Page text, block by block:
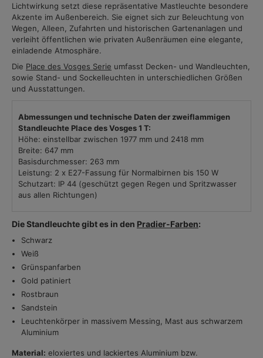
Lichtwirkung setzt diese repräsentative Mastleuchte besondere
Akzente im Außenbereich. Sie eignet sich zur Beleuchtung von
Wegen, Alleen, Zufahrten und historischen Gartenanlagen und
verleiht öffentlichen wie privaten Außenräumen eine elegante,
einladende Atmosphäre.
Die Place des Vosges Serie umfasst Decken- und Wandleuchten,
sowie Stand- und Sockelleuchten in unterschiedlichen Größen
und Ausstattungen.
Abmessungen und technische Daten der zweiflammigen
Standleuchte Place des Vosges 1 T:
Höhe: einstellbar zwischen 1977 mm und 2418 mm
Breite: 647 mm
Basisdurchmesser: 263 mm
Leistung: 2 x E27-Fassung für Normalbirnen bis 150 W
Schutzart: IP 44 (geschützt gegen Regen und Spritzwasser
aus allen Richtungen)
Die Standleuchte gibt es in den Pradier-Farben:
Schwarz
Weiß
Grünspanfarben
Gold patiniert
Rostbraun
Sandstein
Leuchtenkörper in massivem Messing, Mast aus schwarzem
Aluminium
Material: eloxiertes und lackiertes Aluminium bzw.